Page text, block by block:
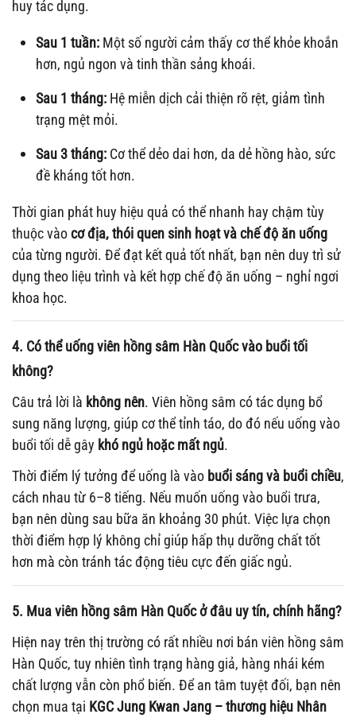
huy tác dụng.
Sau 1 tuần: Một số người cảm thấy cơ thể khỏe khoắn
hơn, ngủ ngon và tinh thần sảng khoái.
Sau 1 tháng: Hệ miễn dịch cải thiện rõ rệt, giảm tình
trạng mệt mỏi.
Sau 3 tháng: Cơ thể dẻo dai hơn, da dẻ hồng hào, sức
đề kháng tốt hơn.
Thời gian phát huy hiệu quả có thể nhanh hay chậm tùy
thuộc vàocơ địa, thói quen sinh hoạt và chế độ ăn uống
của từng người. Để đạt kết quả tốt nhất, bạn nên duy trì sử
dụng theo liệu trình và kết hợp chế độ ăn uống – nghỉ ngơi
khoa học.
4. Có thể uống viên hồng sâm Hàn Quốc vào buổi tối
không?
Câu trả lời là không nên. Viên hồng sâm có tác dụng bổ
sung năng lượng, giúp cơ thể tỉnh táo, do đó nếu uống vào
buổi tối dễ gây khó ngủ hoặc mất ngủ.
Thời điểm lý tưởng để uống là vào buổi sáng và buổi chiều,
cách nhau từ 6–8 tiếng. Nếu muốn uống vào buổi trưa,
bạn nên dùng sau bữa ăn khoảng 30 phút. Việc lựa chọn
thời điểm hợp lý không chỉ giúp hấp thụ dưỡng chất tốt
hơn mà còn tránh tác động tiêu cực đến giấc ngủ.
5. Mua viên hồng sâm Hàn Quốc ở đâu uy tín, chính hãng?
Hiện nay trên thị trường có rất nhiều nơi bán viên hồng sâm
Hàn Quốc, tuy nhiên tình trạng hàng giả, hàng nhái kém
chất lượng vẫn còn phổ biến. Để an tâm tuyệt đối, bạn nên
chọn mua tại KGC Jung Kwan Jang – thương hiệu Nhân